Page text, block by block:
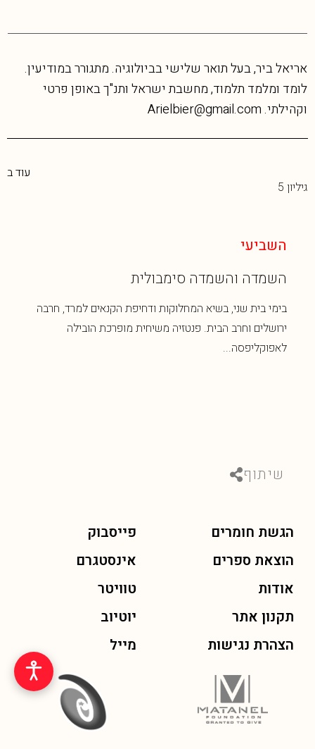
אריאל ביר, בעל תואר שלישי בביולוגיה. מתגורר במודיעין.
לומד ומלמד תלמוד, מחשבת ישראל ותנ"ך באופן פרטי
וקהילתי. Arielbier@gmail.com
עוד ב
גיליון 5
השביעי
השמדה והשמדה סימבולית
בימי בית שני, בשיא המחלוקות ודחיפת הקנאים למרד, חרבה
ירושלים וחרב הבית. פנטזיה משיחית מופרכת הובילה
לאפוקליפסה...
שיתוף
הגשת חומרים
הוצאת ספרים
אודות
תקנון אתר
הצהרת נגישות
פייסבוק
אינסטגרם
טוויטר
יוטיוב
מייל